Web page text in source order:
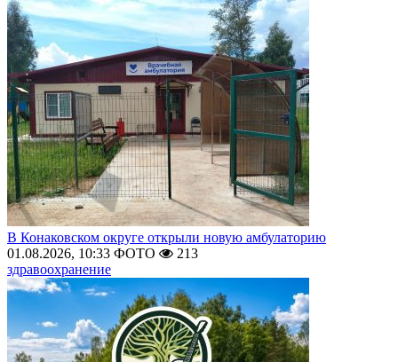
В Конаковском округе открыли новую амбулаторию
01.08.2026, 10:33 ФОТО
213
здравоохранение